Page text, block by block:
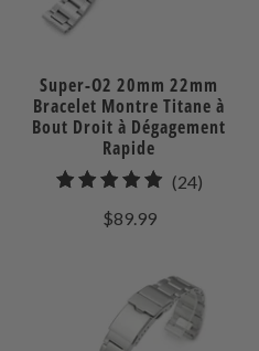
Super-O2 20mm 22mm
Bracelet Montre Titane à
Bout Droit à Dégagement
Rapide
(24)24
$89.99